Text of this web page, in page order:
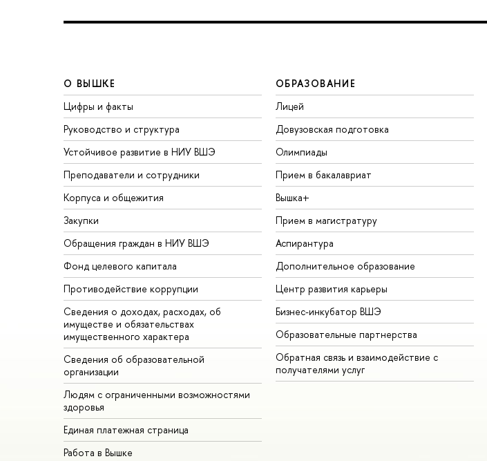
О ВЫШКЕ
Цифры и факты
Руководство и структура
Устойчивое развитие в НИУ ВШЭ
Преподаватели и сотрудники
Корпуса и общежития
Закупки
Обращения граждан в НИУ ВШЭ
Фонд целевого капитала
Противодействие коррупции
Сведения о доходах, расходах, об
имуществе и обязательствах
имущественного характера
Сведения об образовательной
организации
Людям с ограниченными возможностями
здоровья
Единая платежная страница
Работа в Вышке
ОБРАЗОВАНИЕ
Лицей
Довузовская подготовка
Олимпиады
Прием в бакалавриат
Вышка+
Прием в магистратуру
Аспирантура
Дополнительное образование
Центр развития карьеры
Бизнес-инкубатор ВШЭ
Образовательные партнерства
Обратная связь и взаимодействие с
получателями услуг